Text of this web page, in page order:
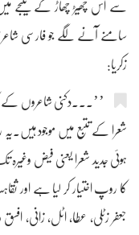
سے اس چھیڑ چھاڑ کے نتیجے
سامنے آنے لگے جو فارسی
زکریا:
’’۔۔۔دکنی شاعروں کے
شعرا کے تتبع میں موجود
ہوئی جدید شعرا یعنی فیض
کا روپ اختیار کر لیا ہے
جعفر زٹلی، عطا، اٹل، زانی،